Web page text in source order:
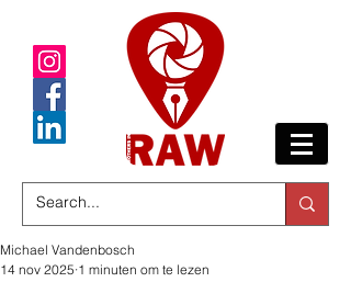
Michael Vandenbosch
14 nov 2025 1 minuten om te lezen